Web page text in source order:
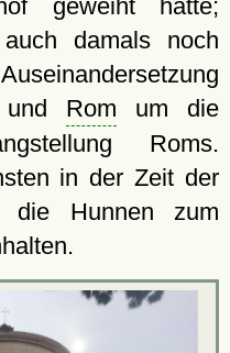
geweiht hatte;
damals noch
und Rom um die
Roms.
in der Zeit der
die Hunnen zum